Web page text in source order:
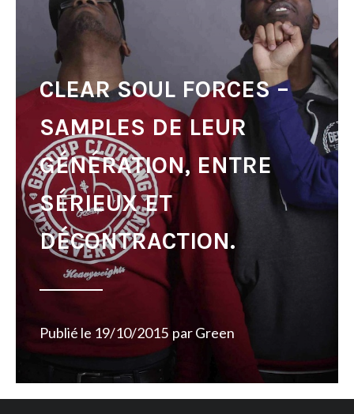
CLEAR SOUL FORCES –
SAMPLES DE LEUR
GÉNÉRATION, ENTRE
SÉRIEUX ET
DÉCONTRACTION.
Publié le 19/10/2015 parGreen